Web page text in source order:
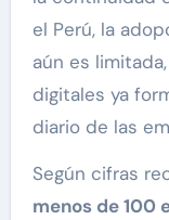
el Perú, la
aún es
digitales ya
diario de las
Según cifras
menos de 100